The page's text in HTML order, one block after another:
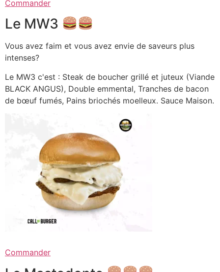
Commander
Le MW3
Vous avez faim et vous avez envie de saveurs plus
intenses?
Le MW3 c'est : Steak de boucher grillé et juteux (Viande
BLACK ANGUS), Double emmental, Tranches de bacon
de bœuf fumés, Pains briochés moelleux. Sauce Maison.
Commander